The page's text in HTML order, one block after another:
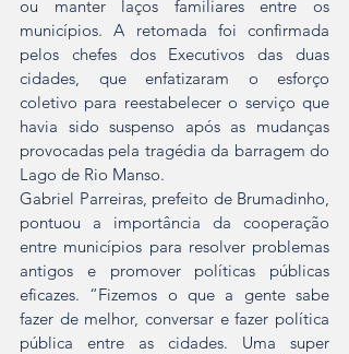
ou manter laços familiares entre os
municípios. A retomada foi confirmada
pelos chefes dos Executivos das duas
cidades, que enfatizaram o esforço
coletivo para reestabelecer o serviço que
havia sido suspenso após as mudanças
provocadas pela tragédia da barragem do
Lago de Rio Manso.
Gabriel Parreiras, prefeito de Brumadinho,
pontuou a importância da cooperação
entre municípios para resolver problemas
antigos e promover políticas públicas
eficazes. “Fizemos o que a gente sabe
fazer de melhor, conversar e fazer política
pública entre as cidades. Uma super